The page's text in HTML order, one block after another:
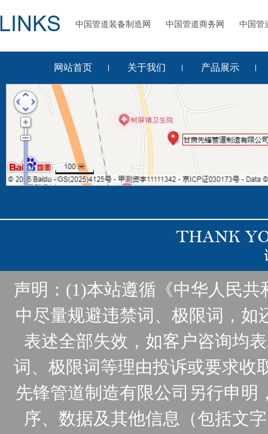
中国管道装备制造网 中国管道商务网 中国管
网站首页 关于我们 产品展示
声明：(1)本站遵循《中华人民
中尽量规避违禁词、极限词，
表述全部失效，如客户咨询均
词、极限词等理由投诉或要求收
先锋管道制造有限公司另行申
序、数据及其他信息（包括文